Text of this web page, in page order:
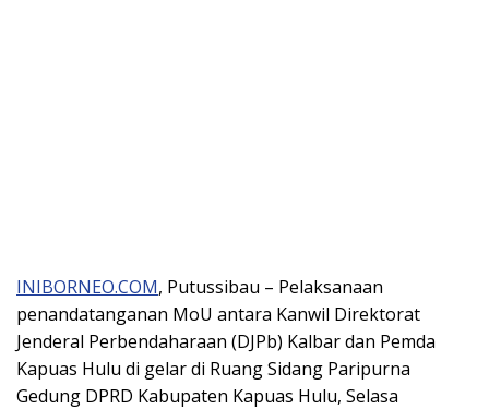
INIBORNEO.COM, Putussibau – Pelaksanaan
penandatanganan MoU antara Kanwil Direktorat
Jenderal Perbendaharaan (DJPb) Kalbar dan Pemda
Kapuas Hulu di gelar di Ruang Sidang Paripurna
Gedung DPRD Kabupaten Kapuas Hulu, Selasa